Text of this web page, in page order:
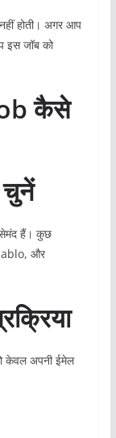
होती। अगर आप
इस जॉब को
कैसे
चुनें
हैं। कुछ
और
केवल अपनी ईमेल